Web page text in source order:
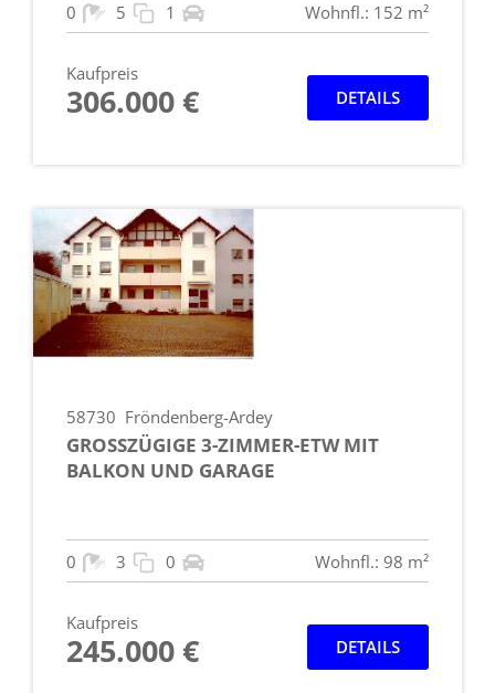
0 5 1 Wohnfl.: 152 m²
Kaufpreis
306.000 € DETAILS
58730 Fröndenberg-Ardey
GROSSZÜGIGE 3-ZIMMER-ETW MIT B
ALKON UND GARAGE
0 3 0 Wohnfl.: 98 m²
Kaufpreis
245.000 € DETAILS